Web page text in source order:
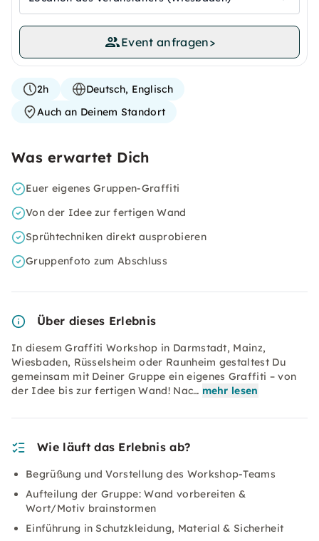
Event anfragen>
2h
Deutsch, Englisch
Auch an Deinem Standort
Was erwartet Dich
Euer eigenes Gruppen-Graffiti
Von der Idee zur fertigen Wand
Sprühtechniken direkt ausprobieren
Gruppenfoto zum Abschluss
Über dieses Erlebnis
In diesem Graffiti Workshop in Darmstadt, Mainz,
Wiesbaden, Rüsselsheim oder Raunheim gestaltest Du
gemeinsam mit Deiner Gruppe ein eigenes Graffiti – von
der Idee bis zur fertigen Wand! Nac… mehr lesen
Wie läuft das Erlebnis ab?
Begrüßung und Vorstellung des Workshop-Teams
Aufteilung der Gruppe: Wand vorbereiten &
Wort/Motiv brainstormen
Einführung in Schutzkleidung, Material & Sicherheit